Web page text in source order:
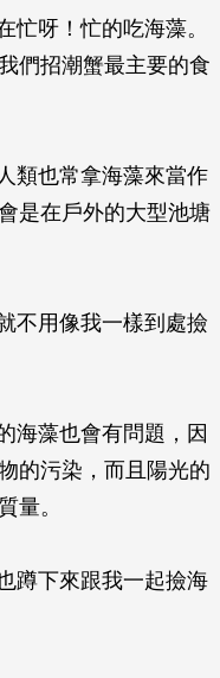
忙呀！忙的吃海藻。
們招潮蟹最主要的食
類也常拿海藻來當作
是在戶外的大型池塘
不用像我一樣到處撿
海藻也會有問題，因
的污染，而且陽光的
量。
蹲下來跟我一起撿海